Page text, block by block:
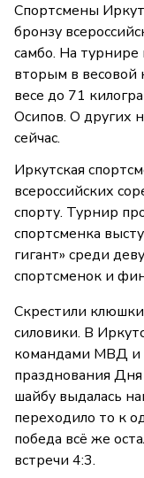
Спортсмены
бронзу
самбо. На
вторым в весовой
весе до 71
Осипов. О других
сейчас.
Иркутская
всероссийских
спорту. Турнир
спортсменка
гигант» среди
спортсменок и
Скрестили
силовики. В
командами МВД и
празднования
шайбу выдалась
переходило то к
победа всё же
встречи 4:3.